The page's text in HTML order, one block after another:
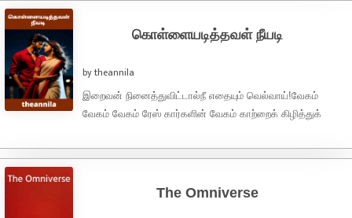
கொள்ளையடித்தவள் நீயடி
by theannila
இறைவன் நினைத்துவிட்டால்நீ எதையும் வெல்வாய்!வேகம்
வேகம் வேகம் ரேஸ் கார்களின் வேகம் காற்றைக் கிழித்துக்
கார் முதலிடம் ...
The Omniverse